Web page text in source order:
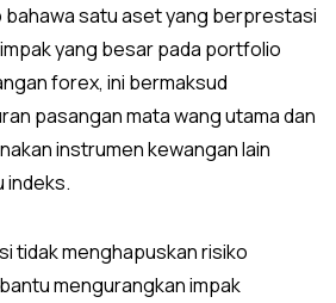
bahawa satu aset yang berprestasi
yang besar pada portfolio
forex, ini bermaksud
pasangan mata wang utama dan
instrumen kewangan lain
indeks.
tidak menghapuskan risiko
mengurangkan impak